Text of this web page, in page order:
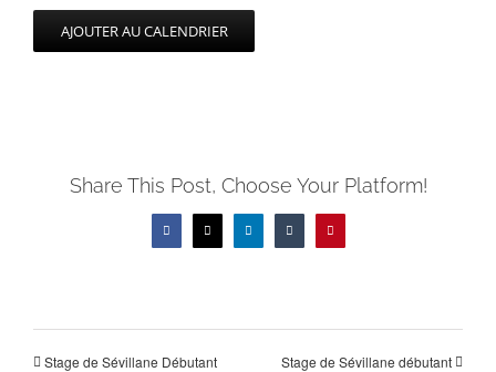
AJOUTER AU CALENDRIER
Share This Post, Choose Your Platform!
Facebook
X LinkedInTumblr Pinterest
Stage de Sévillane Débutant Stage de Sévillane débutant